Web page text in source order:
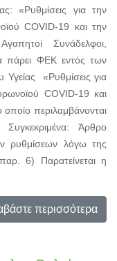
«Ρυθμίσεις για την
COVID-19 και την
Συνάδελφοι,
πάρει ΦΕΚ εντός των
«Ρυθμίσεις για
COVID-19 και
περιλαμβάνονται
Άρθρο
ρυθμίσεων λόγω της
6) Παρατείνεται η
περισσότερα